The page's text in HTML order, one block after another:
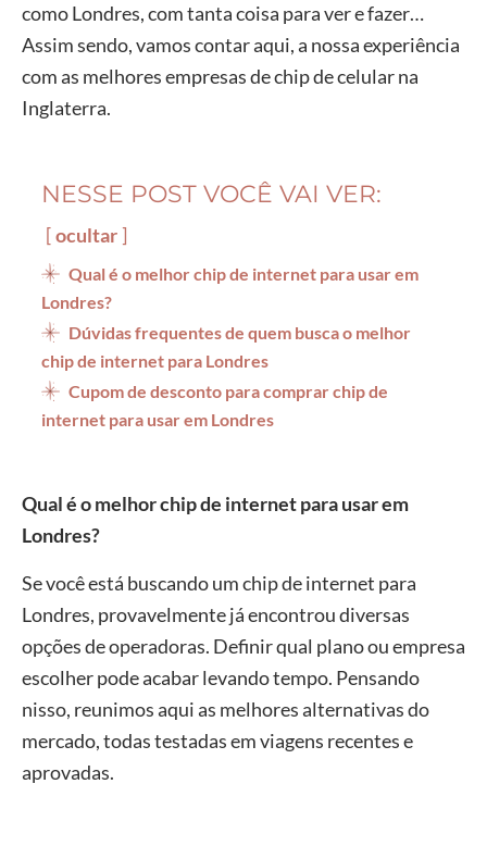
como Londres, com tanta coisa para ver e fazer…
Assim sendo, vamos contar aqui, a nossa experiência
com as melhores empresas de chip de celular na
Inglaterra.
NESSE POST VOCÊ VAI VER:
ocultar
Qual é o melhor chip de internet para usar em
Londres?
Dúvidas frequentes de quem busca o melhor
chip de internet para Londres
Cupom de desconto para comprar chip de
internet para usar em Londres
Qual é o melhor chip de internet para usar em
Londres?
Se você está buscando um chip de internet para
Londres, provavelmente já encontrou diversas
opções de operadoras. Definir qual plano ou empresa
escolher pode acabar levando tempo. Pensando
nisso, reunimos aqui as melhores alternativas do
mercado, todas testadas em viagens recentes e
aprovadas.